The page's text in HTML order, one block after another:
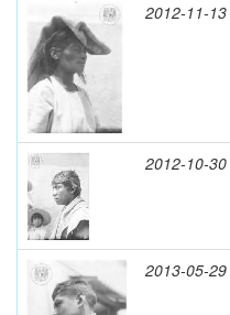
2012-11-13
2012-10-30
2013-05-29